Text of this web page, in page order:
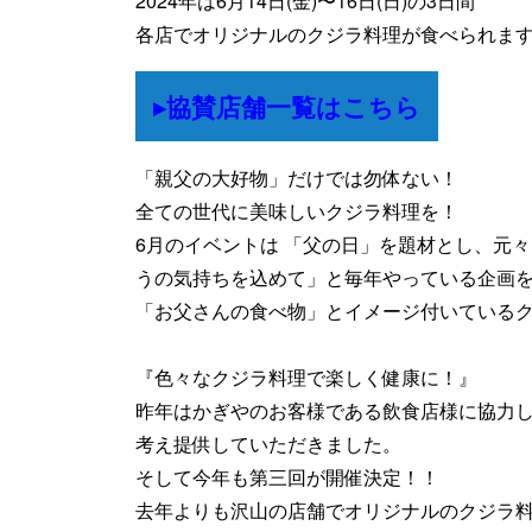
各店でオリジナルのクジラ料理が食べられま
協賛店舗一覧はこちら
「親父の大好物」だけでは勿体ない！
全ての世代に美味しいクジラ料理を！
6月のイベントは 「父の日」を題材とし、元
うの気持ちを込めて」と毎年やっている企画
「お父さんの食べ物」とイメージ付いてい
『色々なクジラ料理で楽しく健康に！』
昨年はかぎやのお客様である飲食店様に協力
考え提供していただきました。
そして今年も第三回が開催決定！！
去年よりも沢山の店舗でオリジナルのクジラ